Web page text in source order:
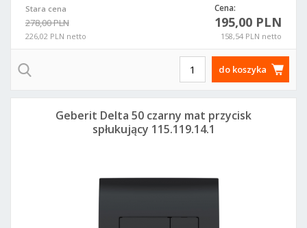
Stara cena
278,00 PLN
226,02 PLN netto
Cena:
195,00 PLN
158,54 PLN netto
do koszyka
Geberit Delta 50 czarny mat przycisk
spłukujący 115.119.14.1